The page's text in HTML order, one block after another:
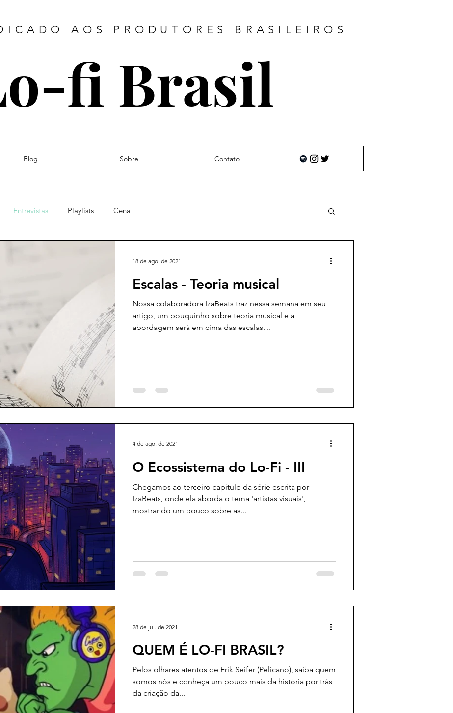
AOS PRODUTORES BRASILEIROS
fi Brasil
Blog Sobre Contato
Entrevistas Playlists Cena
Escalas - Teoria musical
Nossa colaboradora IzaBeats traz nessa semana em seu
artigo, um pouquinho sobre teoria musical e a
abordagem será em cima das escalas....
18 de ago. de 2021
O Ecossistema do Lo-Fi - III
Chegamos ao terceiro capitulo da série escrita por
IzaBeats, onde ela aborda o tema 'artistas visuais',
mostrando um pouco sobre as...
4 de ago. de 2021
QUEM É LO-FI BRASIL?
Pelos olhares atentos de Erik Seifer (Pelicano), saiba quem
somos nós e conheça um pouco mais da história por trás
da criação da...
28 de jul. de 2021